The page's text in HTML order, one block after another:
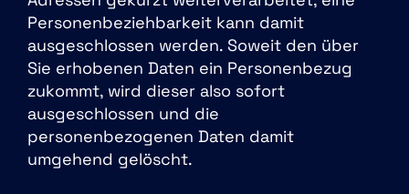
Personenbeziehbarkeit kann damit
ausgeschlossen werden. Soweit den über
Sie erhobenen Daten ein Personenbezug
zukommt, wird dieser also sofort
ausgeschlossen und die
personenbezogenen Daten damit
umgehend gelöscht.